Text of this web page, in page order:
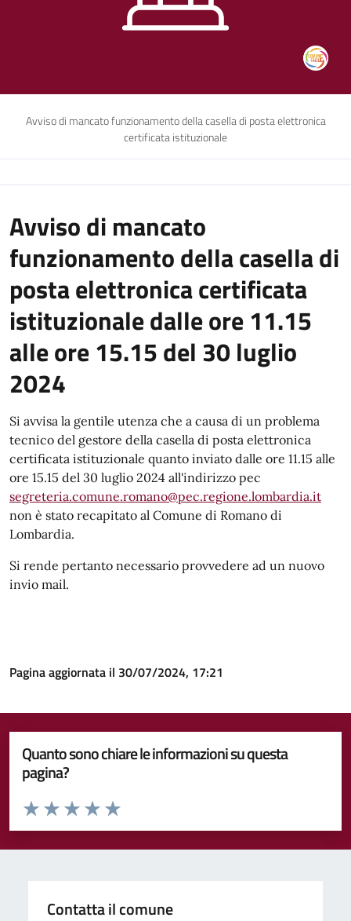
Avviso di mancato funzionamento della casella di posta elettronica
certificata istituzionale
Avviso di mancato
funzionamento della casella di
posta elettronica certificata
istituzionale dalle ore 11.15
alle ore 15.15 del 30 luglio
2024
Si avvisa la gentile utenza che a causa di un problema
tecnico del gestore della casella di posta elettronica
certificata istituzionale quanto inviato dalle ore 11.15 alle
ore 15.15 del 30 luglio 2024 all'indirizzo pec
segreteria.comune.romano@pec.regione.lombardia.it
non è stato recapitato al Comune di Romano di
Lombardia.
Si rende pertanto necessario provvedere ad un nuovo
invio mail.
Pagina aggiornata il 30/07/2024, 17:21
Quanto sono chiare le informazioni su questa
pagina?
Valuta da 1 a 5 stelle la pagina
Valuta 5 stelle su 5
Valuta 4 stelle su 5
Valuta 3 stelle su 5
Valuta 2 stelle su 5
Valuta 1 stelle su 5
Contatta il comune